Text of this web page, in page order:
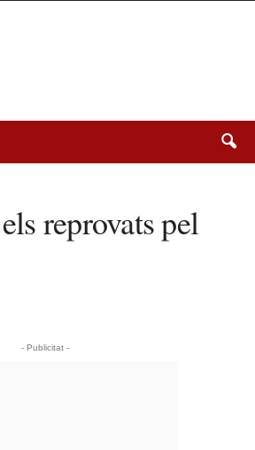
reprovats pel
- Publicitat -